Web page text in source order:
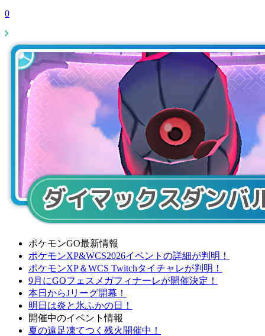
0
ポケモンGO最新情報
ポケモンXP&WCS2026イベントの詳細が判明！
ポケモンXP＆WCS Twitchタイチャレが判明！
9月にGOフェスメガフィナーレが開催決定！
本日からJリーグ開幕！
明日は炎と氷ふかの日！
開催中のイベント情報
夏の遠足凍てつく残火開催中！